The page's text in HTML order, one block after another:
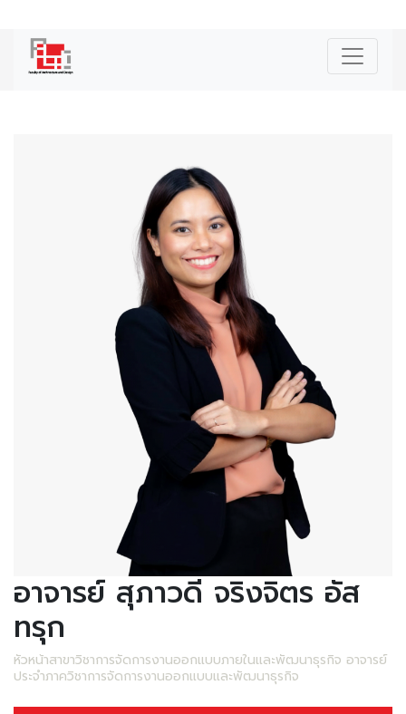
อาจารย์ สุภาวดี จริงจิตร อัส
ทรุก
หัวหน้าสาขาวิชาการจัดการงานออกแบบภายในและพัฒนาธุรกิจ อาจารย์
ประจำภาควิชาการจัดการงานออกแบบและพัฒนาธุรกิจ